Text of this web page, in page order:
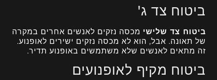
ביטוח צד ג'
ביטוח צד שלישי מכסה נזקים לאנשים אחרים במקרה
של תאונה. אבל, הוא לא מכסה נזקים ישירים לאופנוע.
זה מתאים לאנשים שלא משתמשים באופנוע תדיר.
ביטוח מקיף לאופנועים